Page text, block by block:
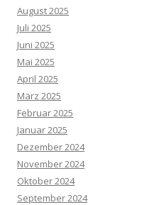
August 2025
Juli 2025
Juni 2025
Mai 2025
April 2025
März 2025
Februar 2025
Januar 2025
Dezember 2024
November 2024
Oktober 2024
September 2024